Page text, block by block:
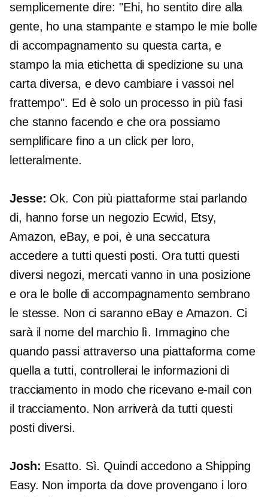
semplicemente dire: "Ehi, ho sentito dire alla
gente, ho una stampante e stampo le mie bolle
di accompagnamento su questa carta, e
stampo la mia etichetta di spedizione su una
carta diversa, e devo cambiare i vassoi nel
frattempo". Ed è solo un processo in più fasi
che stanno facendo e che ora possiamo
semplificare fino a un click per loro,
letteralmente.
Jesse: Ok. Con più piattaforme stai parlando
di, hanno forse un negozio Ecwid, Etsy,
Amazon, eBay, e poi, è una seccatura
accedere a tutti questi posti. Ora tutti questi
diversi negozi, mercati vanno in una posizione
e ora le bolle di accompagnamento sembrano
le stesse. Non ci saranno eBay e Amazon. Ci
sarà il nome del marchio lì. Immagino che
quando passi attraverso una piattaforma come
quella a tutti, controllerai le informazioni di
tracciamento in modo che ricevano e-mail con
il tracciamento. Non arriverà da tutti questi
posti diversi.
Josh: Esatto. Sì. Quindi accedono a Shipping
Easy. Non importa da dove provengano i loro